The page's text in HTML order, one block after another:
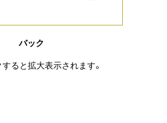
バック
ると拡大表示されます。